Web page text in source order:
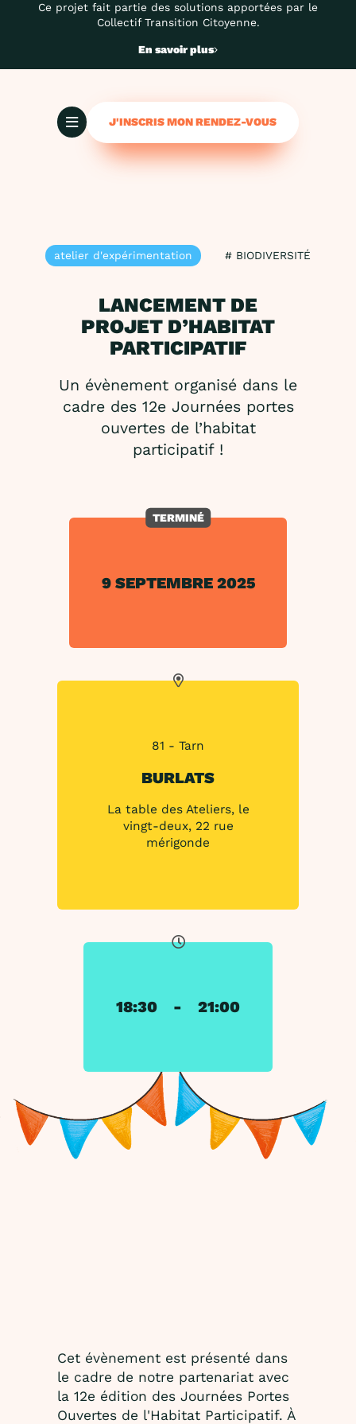
Ce projet fait partie des solutions apportées par le
Collectif Transition Citoyenne.
En savoir plus
J'INSCRIS MON RENDEZ-VOUS
atelier d'expérimentation # BIODIVERSITÉ
LANCEMENT DE
PROJET D’HABITAT
PARTICIPATIF
Un évènement organisé dans le
cadre des 12e Journées portes
ouvertes de l’habitat
participatif !
TERMINÉ
9 SEPTEMBRE 2025
81 - Tarn
BURLATS
La table des Ateliers, le
vingt-deux, 22 rue
mérigonde
18:30 - 21:00
Cet évènement est présenté dans
le cadre de notre partenariat avec
la 12e édition des Journées Portes
Ouvertes de l'Habitat Participatif. À